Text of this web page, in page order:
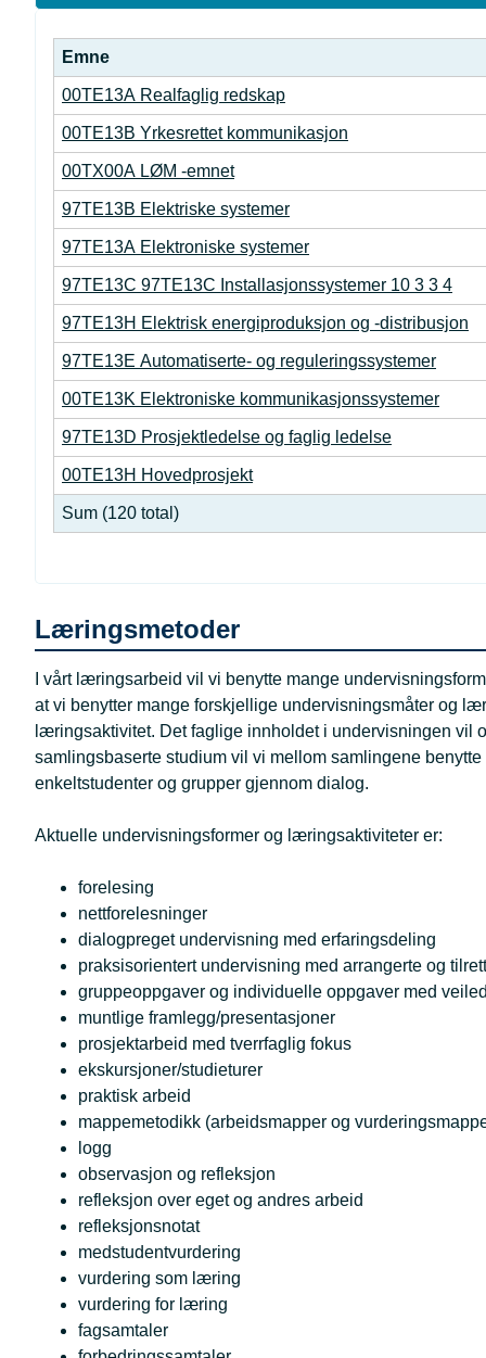
k
j
u
l
Emne
00TE13A Realfaglig redskap
00TE13B Yrkesrettet kommunikasjon
00TX00A LØM -emnet
97TE13B Elektriske systemer
97TE13A Elektroniske systemer
97TE13C 97TE13C Installasjonssystemer 10 3 3 4
97TE13H Elektrisk energiproduksjon og -distribusjon
97TE13E Automatiserte- og reguleringssystemer
00TE13K Elektroniske kommunikasjonssystemer
97TE13D Prosjektledelse og faglig ledelse
00TE13H Hovedprosjekt
Sum (120 total)
Læringsmetoder
I vårt læringsarbeid vil vi benytte mange
at vi benytter mange forskjellige undervisningsmåter og
læringsaktivitet. Det faglige innholdet i undervisningen vil
samlingsbaserte studium vil vi mellom samlingene
enkeltstudenter og grupper gjennom dialog.
Aktuelle undervisningsformer og læringsaktiviteter er:
forelesing
nettforelesninger
dialogpreget undervisning med erfaringsdeling
praksisorientert undervisning med arrangerte og
gruppeoppgaver og individuelle oppgaver med
muntlige framlegg/presentasjoner
prosjektarbeid med tverrfaglig fokus
ekskursjoner/studieturer
praktisk arbeid
mappemetodikk (arbeidsmapper og
logg
observasjon og refleksjon
refleksjon over eget og andres arbeid
refleksjonsnotat
medstudentvurdering
vurdering som læring
vurdering for læring
fagsamtaler